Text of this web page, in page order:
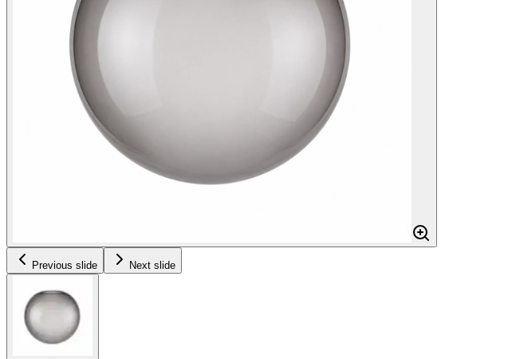
Previous slide Next slide